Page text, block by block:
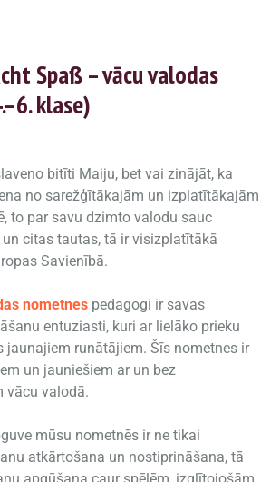
Spaß – vācu valodas
klase)
bitīti Maiju, bet vai zinājāt, ka
no sarežģītākajām un izplatītākajām
to par savu dzimto valodu sauc
citas tautas, tā ir visizplatītākā
Savienībā.
nometnes pedagogi ir savas
entuziasti, kuri ar lielāko prieku
jaunajiem runātājiem. Šīs nometnes ir
un jauniešiem ar un bez
vācu valodā.
mūsu nometnēs ir ne tikai
atkārtošana un nostiprināšana, tā